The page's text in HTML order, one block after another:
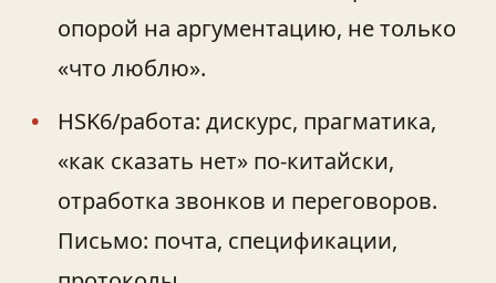
опорой на аргументацию, не только
«что люблю».
HSK6/работа: дискурс, прагматика,
«как сказать нет» по‑китайски,
отработка звонков и переговоров.
Письмо: почта, спецификации,